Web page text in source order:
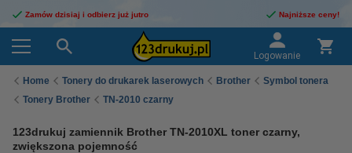
Zamów dzisiaj i odbierz już jutro Najniższe ceny!
Logowanie
Home Tonery do drukarek laserowych Brother
Symbol tonera
Tonery Brother
TN-2010 czarny
123drukuj zamiennik Brother TN-2010XL toner czarny,
zwiększona pojemność